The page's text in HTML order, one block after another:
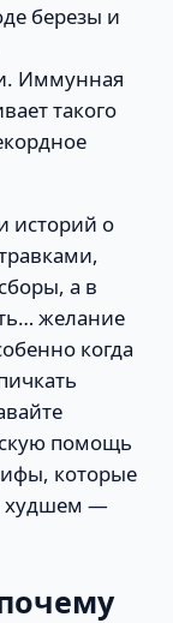
березы и
Иммунная
такого
историй о
а в
желание
когда
помощь
которые
худшем —